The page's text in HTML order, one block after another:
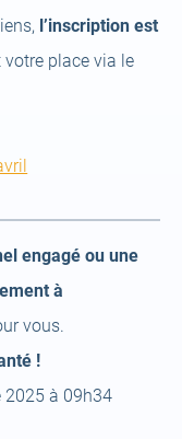
l’inscription est
votre place via le
engagé ou une
à
vous.
!
2025 à 09h34